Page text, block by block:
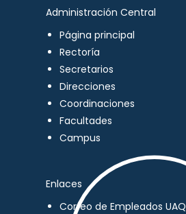
Administración Central
Página principal
Rectoría
Secretarios
Direcciones
Coordinaciones
Facultades
Campus
Enlaces
Correo de Empleados UAQ